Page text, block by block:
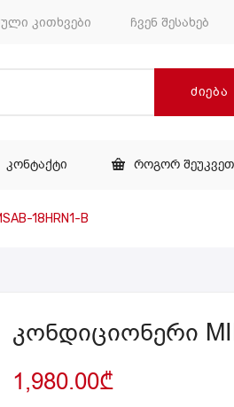
კითხვები ჩვენ შესახებ
ძიება
ᲙᲝᲜᲢᲐᲥᲢᲘ ᲠᲝᲒᲝᲠ
ᲙᲝᲜᲢᲐᲥᲢᲘ
18HRN1-B
კონდიციონერი
1,980.00₾